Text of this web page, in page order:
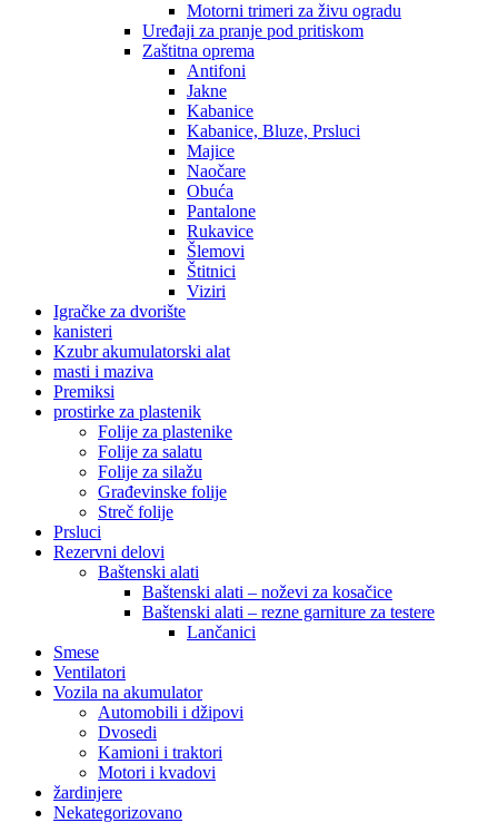
Motorni trimeri za živu ogradu
Uređaji za pranje pod pritiskom
Zaštitna oprema
Antifoni
Jakne
Kabanice
Kabanice, Bluze, Prsluci
Majice
Naočare
Obuća
Pantalone
Rukavice
Šlemovi
Štitnici
Viziri
Igračke za dvorište
kanisteri
Kzubr akumulatorski alat
masti i maziva
Premiksi
prostirke za plastenik
Folije za plastenike
Folije za salatu
Folije za silažu
Građevinske folije
Streč folije
Prsluci
Rezervni delovi
Baštenski alati
Baštenski alati – noževi za kosačice
Baštenski alati – rezne garniture za testere
Lančanici
Smese
Ventilatori
Vozila na akumulator
Automobili i džipovi
Dvosedi
Kamioni i traktori
Motori i kvadovi
žardinjere
Nekategorizovano